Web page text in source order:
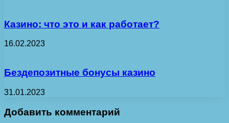
Казино: что это и как работает?
16.02.2023
Бездепозитные бонусы казино
31.01.2023
Добавить комментарий